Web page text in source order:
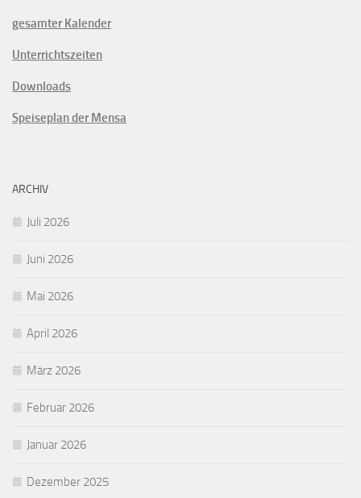
gesamter Kalender
Unterrichtszeiten
Downloads
Speiseplan der Mensa
ARCHIV
Juli 2026
Juni 2026
Mai 2026
April 2026
März 2026
Februar 2026
Januar 2026
Dezember 2025